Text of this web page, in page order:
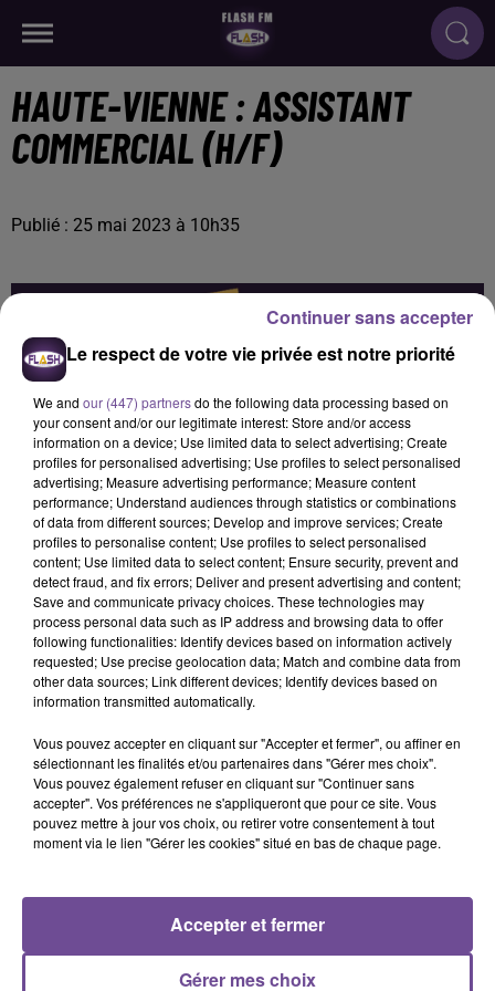
HAUTE-VIENNE : ASSISTANT
COMMERCIAL (H/F)
Publié : 25 mai 2023 à 10h35
À St Junien, une société recherche un assistant commercial
(H/F). Vous serez intégré dans un pôle de 10 assistants
commerciaux en open space, vous serez directement en lien
avec votre responsable des administrations, des ventes. Vos
missions : assurer le suivi clients dans son ensemble, suivre
et gérer les commandes clients, planifier les livraisons avec
les différents transporteurs et veiller à la conformité des
Référence de l’offre Pôle Emploi : 154VWHC
RADIO ACTUS
Le respect de votre vie privée est notre priorité
We and our (447) partnersdo the following data processing based on
your consent and/or our legitimate interest: Store and/or access
information on a device; Use limited data to select advertising; Create
profiles for personalised advertising; Use profiles to select personalised
advertising; Measure advertising performance; Measure content
performance; Understand audiences through statistics or combinations
of data from different sources; Develop and improve services; Create
profiles to personalise content; Use profiles to select personalised
content; Use limited data to select content; Ensure security, prevent and
detect fraud, and fix errors; Deliver and present advertising and content;
Save and communicate privacy choices. These technologies may
process personal data such as IP address and browsing data to offer
following functionalities: Identify devices based on information actively
requested; Use precise geolocation data; Match and combine data from
other data sources; Link different devices; Identify devices based on
information transmitted automatically.
Vous pouvez accepter en cliquant sur "Accepter et fermer", ou affiner en
sélectionnant les finalités et/ou partenaires dans "Gérer mes choix".
Vous pouvez également refuser en cliquant sur "Continuer sans
accepter". Vos préférences ne s'appliqueront que pour ce site. Vous
pouvez mettre à jour vos choix, ou retirer votre consentement à tout
moment via le lien "Gérer les cookies" situé en bas de chaque page.
Gérer mes choix
Accepter et fermer
Continuer sans accepter